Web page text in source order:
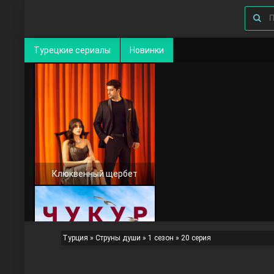
Турецкие сериалы Новинки
Клюквенный щербет
Турция » Струны души » 1 сезон » 20 серия